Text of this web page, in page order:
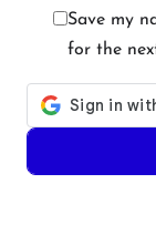
Save my
for the